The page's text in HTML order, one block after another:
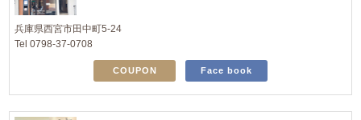
兵庫県西宮市田中町5-24
Tel 0798-37-0708
COUPON Face book